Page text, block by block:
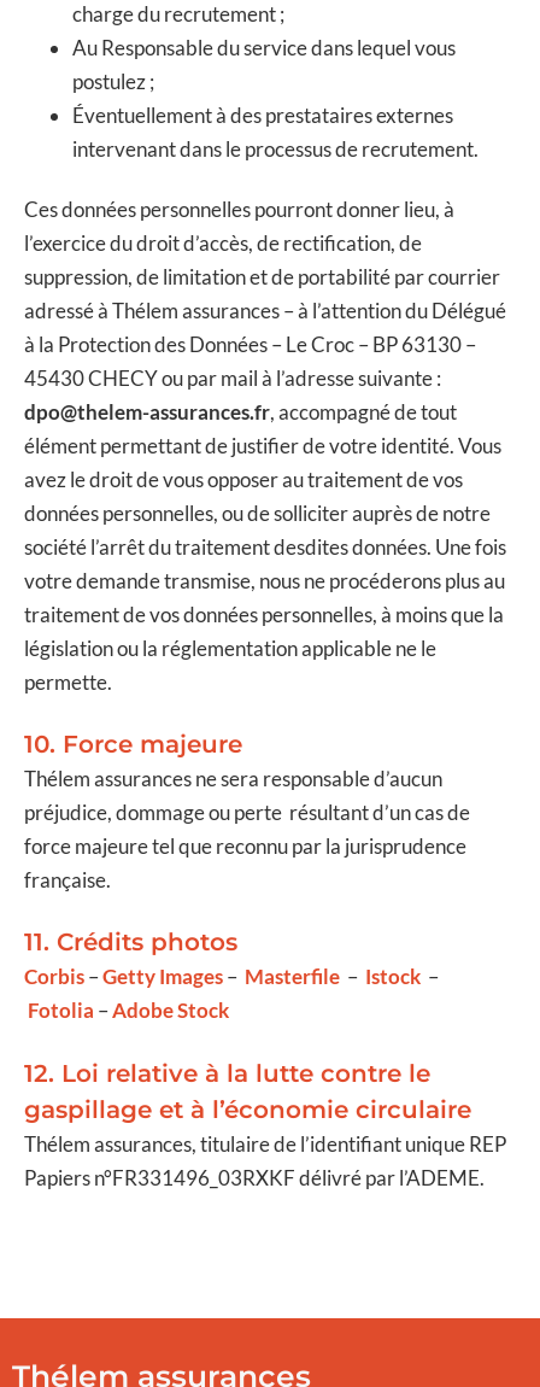
charge du recrutement ;
Au Responsable du service dans lequel vous
postulez ;
Éventuellement à des prestataires externes
intervenant dans le processus de recrutement.
Ces données personnelles pourront donner lieu, à
l’exercice du droit d’accès, de rectification, de
suppression, de limitation et de portabilité par courrier
adressé à Thélem assurances – à l’attention du Délégué
à la Protection des Données – Le Croc – BP 63130 –
45430 CHECY ou par mail à l’adresse suivante :
dpo@thelem-assurances.fr, accompagné de tout
élément permettant de justifier de votre identité. Vous
avez le droit de vous opposer au traitement de vos
données personnelles, ou de solliciter auprès de notre
société l’arrêt du traitement desdites données. Une fois
votre demande transmise, nous ne procéderons plus au
traitement de vos données personnelles, à moins que la
législation ou la réglementation applicable ne le
permette.
10. Force majeure
Thélem assurances ne sera responsable d’aucun
préjudice, dommage ou perte résultant d’un cas de
force majeure tel que reconnu par la jurisprudence
française.
11. Crédits photos
Corbis–Getty Images– Masterfile – Istock –
Fotolia –Adobe Stock
12. Loi relative à la lutte contre le
gaspillage et à l’économie circulaire
Thélem assurances, titulaire de l’identifiant unique REP
Papiers n°FR331496_03RXKF délivré par l’ADEME.
Thélem assurances